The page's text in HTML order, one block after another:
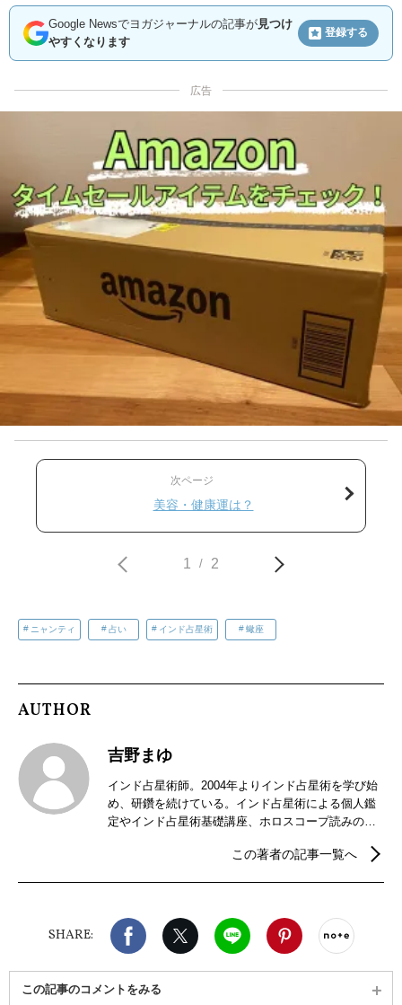
Google Newsでヨガジャーナルの記事が見つけ
やすくなります
登録する
広告
次ページ
美容・健康運は？
1 / 2
ニャンティ 占い インド占星術 蠍座
AUTHOR
吉野まゆ
インド占星術師。2004年よりインド占星術を学び始
め、研鑽を続けている。インド占星術による個人鑑
定やインド占星術基礎講座、ホロスコープ読みの講
ガ手帳の制作販売を行っている。この著者の記事一覧へ
SHARE:
Facebook X（旧twitter）
LINE Pinterest
この記事のコメントをみる